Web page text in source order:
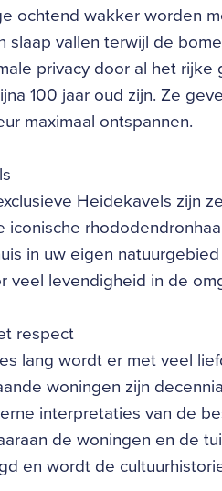
ochtend wakker worden
slaap vallen terwijl de
privacy door al het
100 jaar oud zijn. Ze
maximaal ontspannen.
Heidekavels zijn
iconische
in uw eigen
veel levendigheid in de
respect
lang wordt er met veel
woningen zijn
interpretaties van de
de woningen en de
en wordt de